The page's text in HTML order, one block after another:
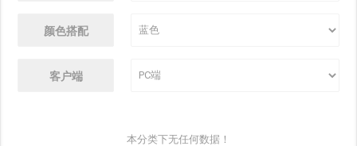
颜色搭配
客户端
本分类下无任何数据！